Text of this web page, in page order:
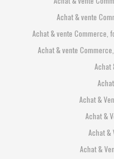
Achat & vente
Achat & vente Commerce,
Achat & vente
Achat
Achat &
Achat &
Achat &
Achat &